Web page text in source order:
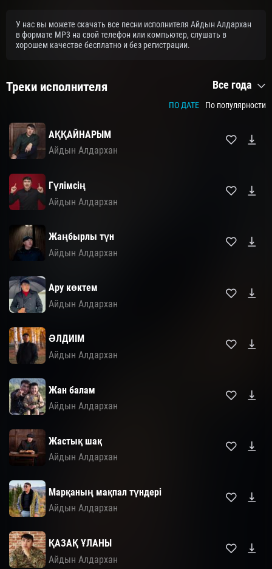
У нас вы можете скачать все песни исполнителя Айдын Алдархан
в формате MP3 на свой телефон или компьютер, слушать в
хорошем качестве бесплатно и без регистрации.
Треки исполнителя Все года
ПО ДАТЕ По популярности
АҚҚАЙНАРЫМ
Айдын Алдархан
Гүлімсің
Айдын Алдархан
Жаңбырлы түн
Айдын Алдархан
Ару көктем
Айдын Алдархан
ӘЛДИІМ
Айдын Алдархан
Жан балам
Айдын Алдархан
Жастық шақ
Айдын Алдархан
Марқаның мақпал түндері
Айдын Алдархан
ҚАЗАҚ ҰЛАНЫ
Айдын Алдархан